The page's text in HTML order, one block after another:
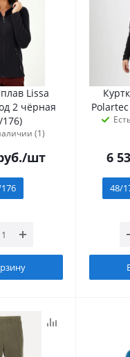
Lissa
2 чёрная
176)
(1)
/шт 6
48/